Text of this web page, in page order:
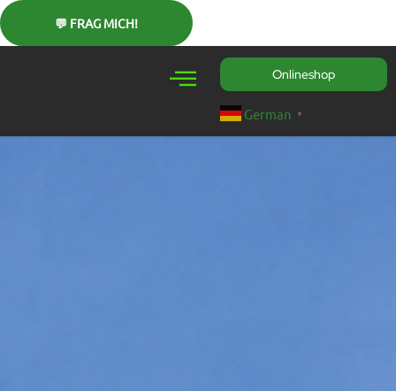
Inhalt
springen
Onlineshop
German ▼